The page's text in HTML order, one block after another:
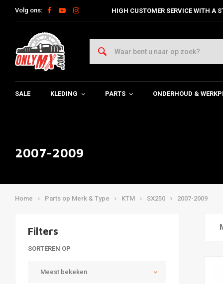
Volg ons: HIGH CUSTOMER SERVICE WITH A
SALE KLEDING PARTS ONDERHOUD &
2007-2009
Home Parts op Merk & Type KTM SX250 2007-2009
Filters
SORTEREN OP
Meest bekeken